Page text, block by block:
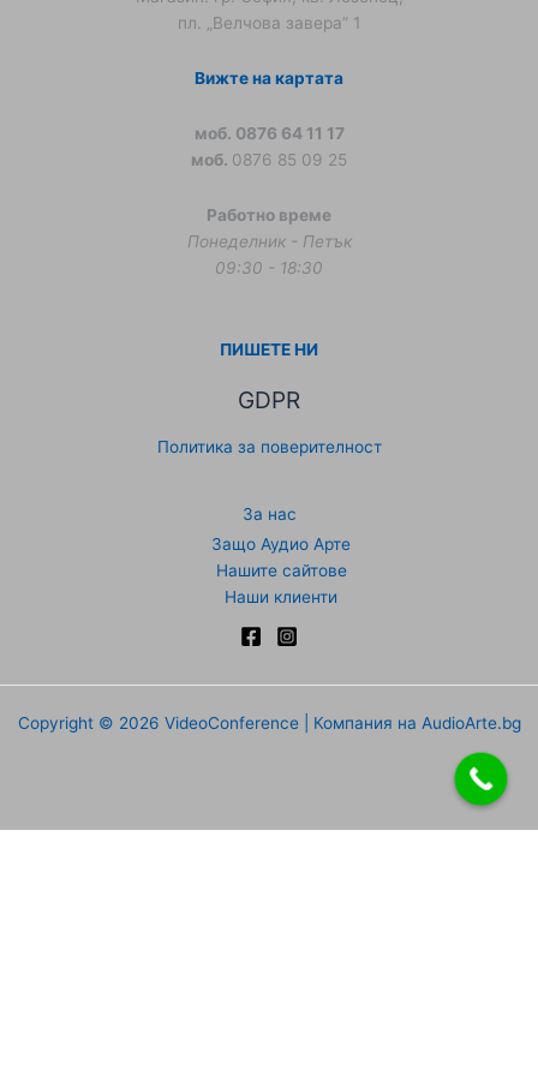
пл. „Велчова завера” 1
Вижте на картата
моб. 0876 64 11 17
моб. 0876 85 09 25
Работно време
Понеделник - Петък
09:30 - 18:30
ПИШЕТЕ НИ
GDPR
Политика за поверителност
За нас
Защо Аудио Арте
Нашите сайтове
Наши клиенти
Copyright © 2026 VideoConference | Компания на AudioArte.bg